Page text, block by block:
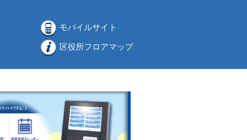
モバイルサイト
区役所フロアマップ